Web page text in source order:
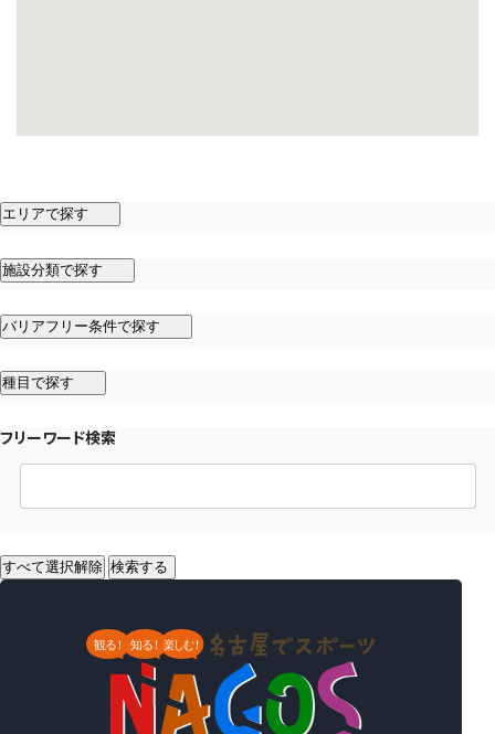
エリアで探す
施設分類で探す
バリアフリー条件で探す
種目で探す
フリーワード検索
すべて選択解除 検索する